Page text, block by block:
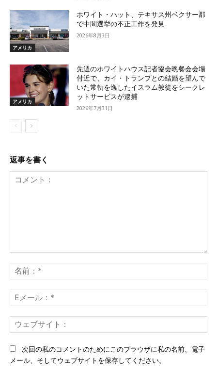
アメリカ
ホワイト・ハット、テキサス州ベクサー郡
で中間選挙の不正工作を発見
2026年8月3日
アメリカ
先週のホワイトハウス記者協会晩餐会会場
付近で、カイ・トランプとの結婚を望んで
いた常軌を逸したイスラム教徒をシークレ
ットサービスが逮捕
2026年7月31日
返事を書く
ン
ト：
前
*
メ
ー
*ェ
次回の私のコメントのためにこのブラウザに私の名前、電子
メール、そしてウェブサイトを保存してください。